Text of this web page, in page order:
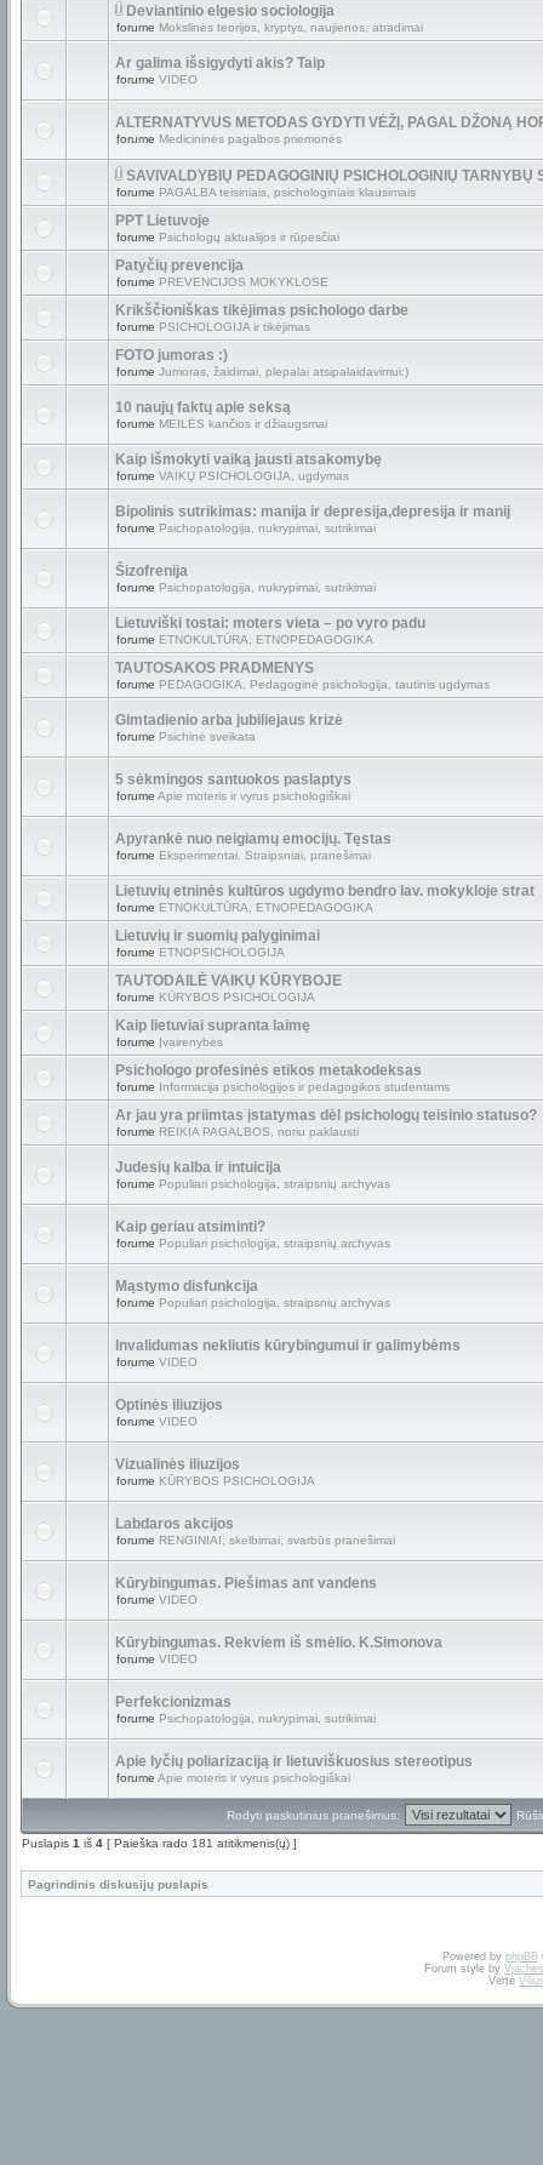
Deviantinio elgesio sociologija
forume Mokslinės teorijos, kryptys, naujienos, atradimai
Ar galima išsigydyti akis? Taip
forume VIDEO
ALTERNATYVUS METODAS GYDYTI VĖŽĮ, PAGAL DŽONĄ
forume Medicininės pagalbos priemonės
SAVIVALDYBIŲ PEDAGOGINIŲ PSICHOLOGINIŲ TARNYBŲ
forume PAGALBA teisiniais, psichologiniais klausimais
PPT Lietuvoje
forume Psichologų aktualijos ir rūpesčiai
Patyčių prevencija
forume PREVENCIJOS MOKYKLOSE
Krikščioniškas tikėjimas psichologo darbe
forume PSICHOLOGIJA ir tikėjimas
FOTO jumoras :)
forume Jumoras, žaidimai, plepalai atsipalaidavimui:)
10 naujų faktų apie seksą
forume MEILĖS kančios ir džiaugsmai
Kaip išmokyti vaiką jausti atsakomybę
forume VAIKŲ PSICHOLOGIJA, ugdymas
Bipolinis sutrikimas: manija ir depresija,depresija ir manij
forume Psichopatologija, nukrypimai, sutrikimai
Šizofrenija
forume Psichopatologija, nukrypimai, sutrikimai
Lietuviški tostai: moters vieta – po vyro padu
forume ETNOKULTŪRA, ETNOPEDAGOGIKA
TAUTOSAKOS PRADMENYS
forume PEDAGOGIKA, Pedagoginė psichologija, tautinis ugdymas
Gimtadienio arba jubiliejaus krizė
forume Psichinė sveikata
5 sėkmingos santuokos paslaptys
forume Apie moteris ir vyrus psichologiškai
Apyrankė nuo neigiamų emocijų. Tęstas
forume Eksperimentai. Straipsniai, pranešimai
Lietuvių etninės kultūros ugdymo bendro lav. mokykloje strat
forume ETNOKULTŪRA, ETNOPEDAGOGIKA
Lietuvių ir suomių palyginimai
forume ETNOPSICHOLOGIJA
TAUTODAILĖ VAIKŲ KŪRYBOJE
forume KŪRYBOS PSICHOLOGIJA
Kaip lietuviai supranta laimę
forume Įvairenybės
Psichologo profesinės etikos metakodeksas
forume Informacija psichologijos ir pedagogikos studentams
Ar jau yra priimtas įstatymas dėl psichologų teisinio statuso?
forume REIKIA PAGALBOS, noriu paklausti
Judesių kalba ir intuicija
forume Populiari psichologija, straipsnių archyvas
Kaip geriau atsiminti?
forume Populiari psichologija, straipsnių archyvas
Mąstymo disfunkcija
forume Populiari psichologija, straipsnių archyvas
Invalidumas nekliutis kūrybingumui ir galimybėms
forume VIDEO
Optinės iliuzijos
forume VIDEO
Vizualinės iliuzijos
forume KŪRYBOS PSICHOLOGIJA
Labdaros akcijos
forume RENGINIAI, skelbimai, svarbūs pranešimai
Kūrybingumas. Piešimas ant vandens
forume VIDEO
Kūrybingumas. Rekviem iš smėlio. K.Simonova
forume VIDEO
Perfekcionizmas
forume Psichopatologija, nukrypimai, sutrikimai
Apie lyčių poliarizaciją ir lietuviškuosius stereotipus
forume Apie moteris ir vyrus psichologiškai
Rodyti paskutinius pranešimus:
Puslapis 1 iš 4 [ Paieška rado 181 atitikmenis(ų) ]
Pagrindinis diskusijų puslapis
Powered by phpBB
Forum style by
Vertė